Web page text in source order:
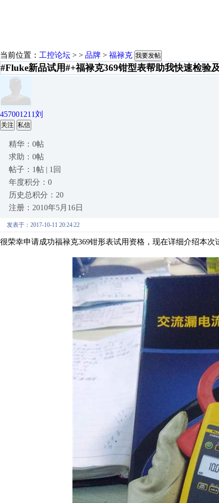
当前位置： 工控论坛 > > 品牌 > 福禄克 我要发帖
#Fluke新品试用#+福禄克369钳型表帮助我快速检验
457001211刘
关注 私信
精华：0帖
求助：0帖
帖子：1帖 | 1回
年度积分：0
历史总积分：20
注册：2010年5月16日
发表于：2017-10-11 20:24:22
很荣幸申请成功福禄克369钳形表试用资格，现在详细介绍本次